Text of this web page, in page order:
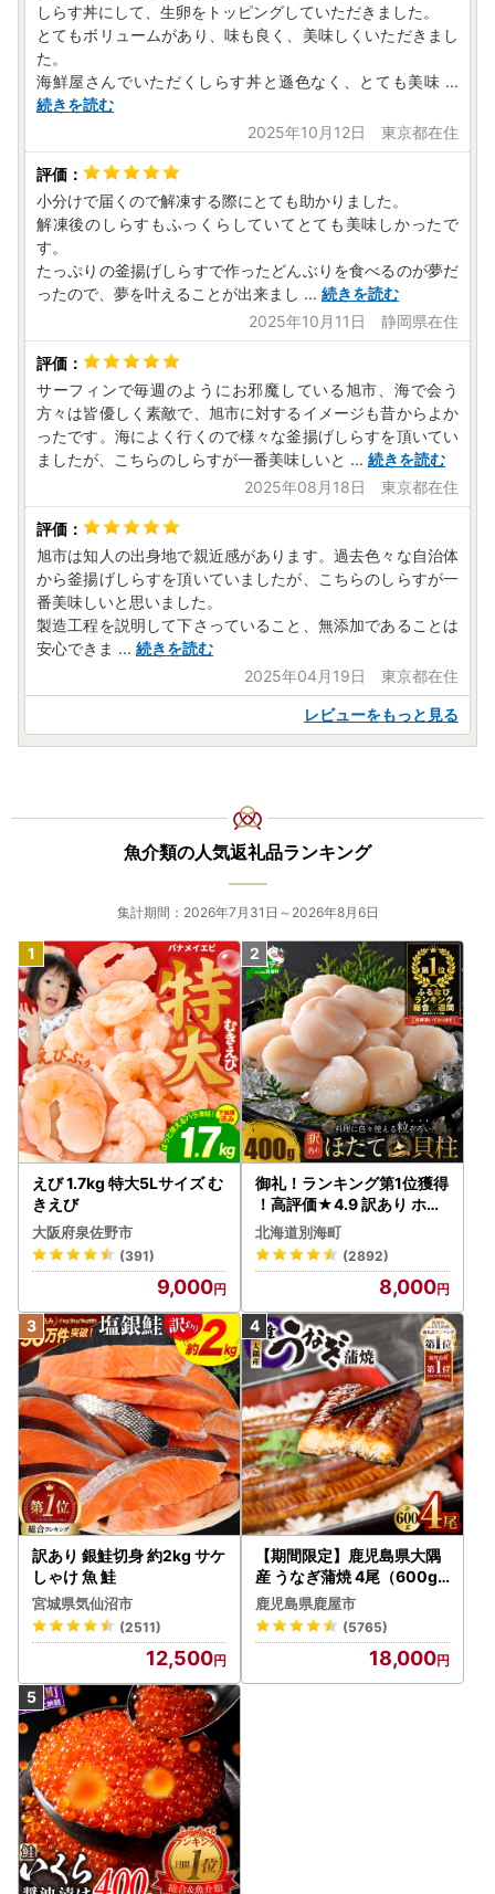
しらす丼にして、生卵をトッピングしていただきました。
とてもボリュームがあり、味も良く、美味しくいただきまし
た。
海鮮屋さんでいただくしらす丼と遜色なく、とても美味 ...
続きを読む
2025年10月12日 東京都在住
小分けで届くので解凍する際にとても助かりました。
解凍後のしらすもふっくらしていてとても美味しかったで
す。
たっぷりの釜揚げしらすで作ったどんぶりを食べるのが夢だ
ったので、夢を叶えることが出来まし ... 続きを読む
2025年10月11日 静岡県在住
サーフィンで毎週のようにお邪魔している旭市、海で会う
方々は皆優しく素敵で、旭市に対するイメージも昔からよか
ったです。海によく行くので様々な釜揚げしらすを頂いてい
ましたが、こちらのしらすが一番美味しいと ... 続きを読む
2025年08月18日 東京都在住
旭市は知人の出身地で親近感があります。過去色々な自治体
から釜揚げしらすを頂いていましたが、こちらのしらすが一
番美味しいと思いました。
製造工程を説明して下さっていること、無添加であることは
安心できま ... 続きを読む
2025年04月19日 東京都在住
レビューをもっと見る
魚介類の人気返礼品ランキング
集計期間：2026年7月31日～2026年8月6日
えび 1.7kg 特大5Lサイズ む
きえび
大阪府泉佐野市
(391)
9,000
御礼！ランキング第1位獲得
！高評価★4.9 訳あり ホタ
テ 400g（ほたて 帆立 貝柱
冷凍 ）
北海道別海町
(2892)
8,000
訳あり 銀鮭切身 約2kg サケ
しゃけ 魚 鮭
宮城県気仙沼市
(2511)
12,500
【期間限定】鹿児島県大隅
産 うなぎ蒲焼 4尾（600g
） KN007-004-04-cp18
うなぎ 鰻 魚 惣菜 総菜
鹿児島県鹿屋市
(5765)
18,000